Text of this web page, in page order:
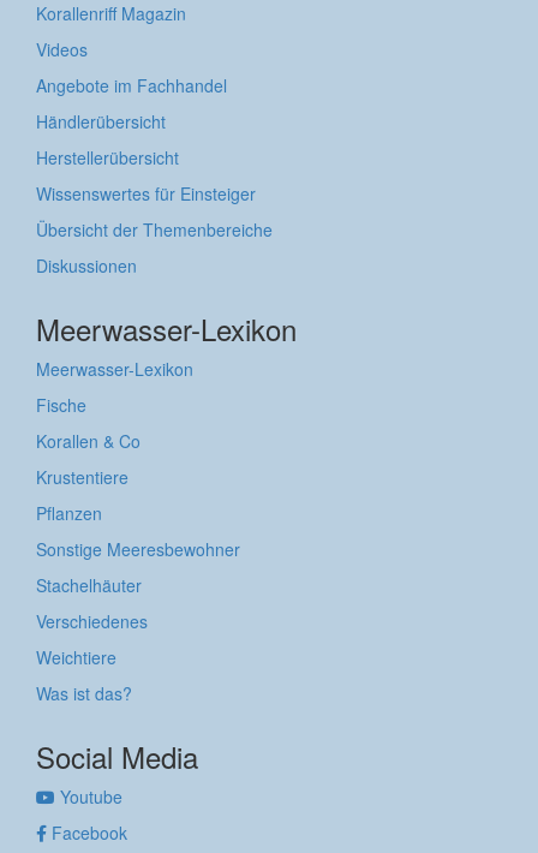
Korallenriff Magazin
Videos
Angebote im Fachhandel
Händlerübersicht
Herstellerübersicht
Wissenswertes für Einsteiger
Übersicht der Themenbereiche
Diskussionen
Meerwasser-Lexikon
Meerwasser-Lexikon
Fische
Korallen & Co
Krustentiere
Pflanzen
Sonstige Meeresbewohner
Stachelhäuter
Verschiedenes
Weichtiere
Was ist das?
Social Media
Youtube
Facebook